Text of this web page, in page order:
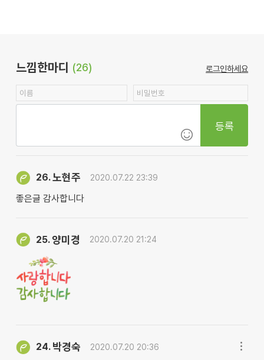
느낌한마디 (26) 로그인하세요
등록
26.노현주 2020.07.22 23:39
좋은글 감사합니다
25.양미경 2020.07.20 21:24
24. 박경숙 2020.07.20 20:36